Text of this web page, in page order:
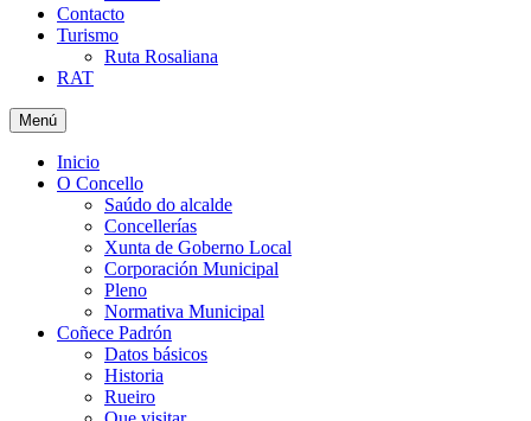
Contacto
Turismo
Ruta Rosaliana
RAT
Menú
Inicio
O Concello
Saúdo do alcalde
Concellerías
Xunta de Goberno Local
Corporación Municipal
Pleno
Normativa Municipal
Coñece Padrón
Datos básicos
Historia
Rueiro